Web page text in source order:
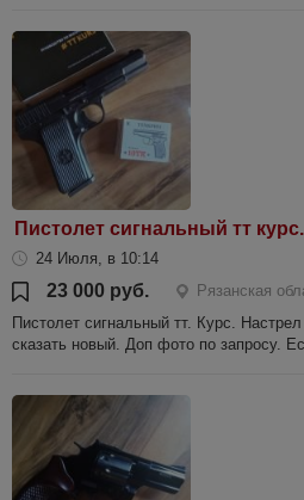
Пистолет сигнальный тт курс.
24 Июля, в 10:14
23 000 руб.
Рязанская
Пистолет сигнальный тт. Курс.
сказать новый. Доп фото по запросу.